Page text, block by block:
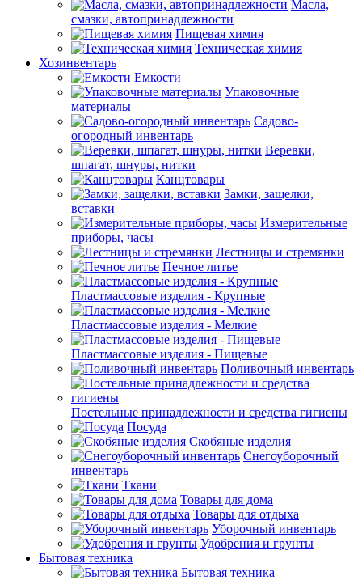
Масла,
смазки, автопринадлежности
Пищевая химия
Техническая химия
Хозинвентарь
Емкости
Упаковочные
материалы
Садово-
огородный инвентарь
Веревки,
шпагат, шнуры, нитки
Канцтовары
Замки, защелки,
вставки
Измерительные
приборы, часы
Лестницы и стремянки
Печное литье
Пластмассовые изделия - Крупные
Пластмассовые изделия - Мелкие
Пластмассовые изделия - Пищевые
Поливочный инвентарь
Постельные принадлежности и средства гигиены
Посуда
Скобяные изделия
Снегоуборочный
инвентарь
Ткани
Товары для дома
Товары для отдыха
Уборочный инвентарь
Удобрения и грунты
Бытовая техника
Бытовая техника